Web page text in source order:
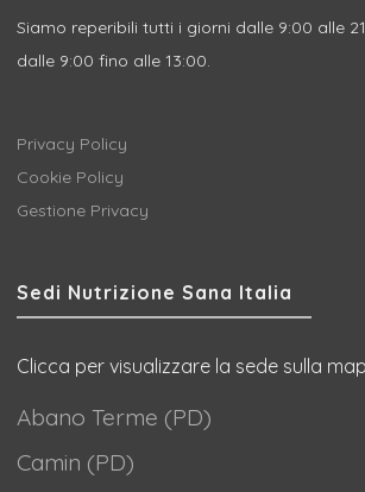
Siamo reperibili tutti i giorni dalle 9:00 alle
dalle 9:00 fino alle 13:00.
Privacy Policy
Cookie Policy
Gestione Privacy
Sedi Nutrizione Sana Italia
Clicca per visualizzare la sede sulla
Abano Terme (PD)
Camin (PD)